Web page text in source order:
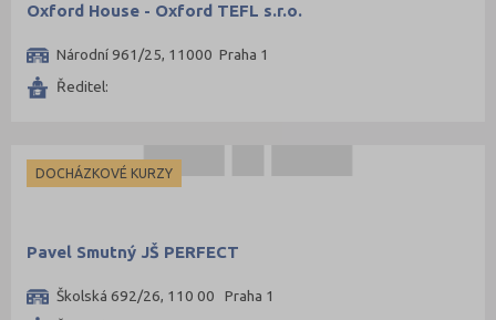
Oxford House - Oxford TEFL s.r.o.
Národní 961/25, 11000 Praha 1
Ředitel:
DOCHÁZKOVÉ KURZY
Pavel Smutný JŠ PERFECT
Školská 692/26, 110 00 Praha 1